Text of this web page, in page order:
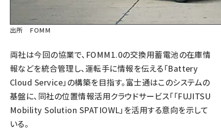
出所 FOMM
両社は今回の協業で、FOMM1.0の交換用蓄電池の在庫情
報などを統合管理し、運転手に情報を伝える「Battery
Cloud Service」の構築を目指す。富士通はこのシステムの
基盤に、同社の位置情報活用クラウドサービス「「FUJITSU
Mobility Solution SPATIOWL」を活用する意向を示して
いる。